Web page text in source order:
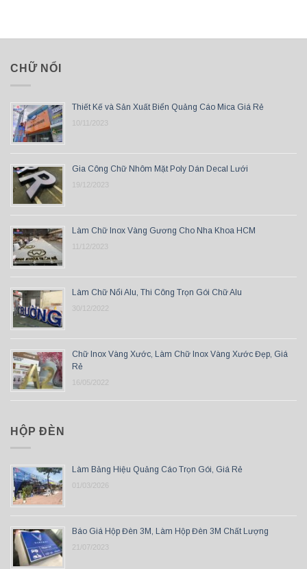
CHỮ NỔI
Thiết Kế và Sản Xuất Biển Quảng Cáo Mica Giá Rẻ
10/11/2023
Gia Công Chữ Nhôm Mặt Poly Dán Decal Lưới
19/12/2023
Làm Chữ Inox Vàng Gương Cho Nha Khoa HCM
11/12/2023
Làm Chữ Nổi Alu, Thi Công Trọn Gói Chữ Alu
30/12/2022
Chữ Inox Vàng Xước, Làm Chữ Inox Vàng Xước Đẹp, Giá
Rẻ
16/05/2022
HỘP ĐÈN
Làm Bảng Hiệu Quảng Cáo Trọn Gói, Giá Rẻ
01/03/2026
Báo Giá Hộp Đèn 3M, Làm Hộp Đèn 3M Chất Lượng
21/07/2023